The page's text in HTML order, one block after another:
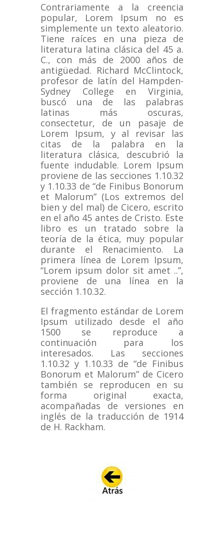
Contrariamente a la creencia
popular, Lorem Ipsum no es
simplemente un texto aleatorio.
Tiene raíces en una pieza de
literatura latina clásica del 45 a.
C., con más de 2000 años de
antigüedad. Richard McClintock,
profesor de latín del Hampden-
Sydney College en Virginia,
buscó una de las palabras
latinas más oscuras,
consectetur, de un pasaje de
Lorem Ipsum, y al revisar las
citas de la palabra en la
literatura clásica, descubrió la
fuente indudable. Lorem Ipsum
proviene de las secciones 1.10.32
y 1.10.33 de “de Finibus Bonorum
et Malorum” (Los extremos del
bien y del mal) de Cicero, escrito
en el año 45 antes de Cristo. Este
libro es un tratado sobre la
teoría de la ética, muy popular
durante el Renacimiento.
La
primera línea de Lorem Ipsum,
“Lorem ipsum dolor sit amet ..”,
proviene de una línea en la
sección 1.10.32.
El fragmento estándar de Lorem
Ipsum utilizado desde el año
1500 se reproduce a
continuación para los
interesados.
Las secciones
1.10.32 y 1.10.33 de “de Finibus
Bonorum et Malorum” de Cicero
también se reproducen en su
forma original exacta,
acompañadas de versiones en
inglés de la traducción de 1914
de H. Rackham.